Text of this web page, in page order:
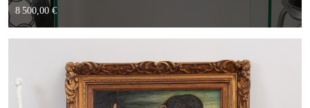
8 500,00 €